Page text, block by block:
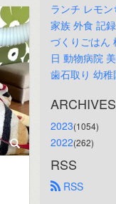
ランチ レモ
家族 外食 記録
づくりごはん
日 動物病院
歯石取り 幼稚
ARCHIVES
2023(1054)
2022(262)
RSS
RSS